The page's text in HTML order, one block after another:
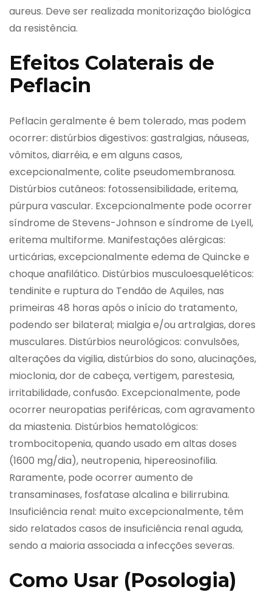
aureus. Deve ser realizada monitorização biológica
da resistência.
Efeitos Colaterais de
Peflacin
Peflacin geralmente é bem tolerado, mas podem
ocorrer: distúrbios digestivos: gastralgias, náuseas,
vômitos, diarréia, e em alguns casos,
excepcionalmente, colite pseudomembranosa.
Distúrbios cutâneos: fotossensibilidade, eritema,
púrpura vascular. Excepcionalmente pode ocorrer
síndrome de Stevens-Johnson e síndrome de Lyell,
eritema multiforme. Manifestações alérgicas:
urticárias, excepcionalmente edema de Quincke e
choque anafilático. Distúrbios musculoesqueléticos:
tendinite e ruptura do Tendão de Aquiles, nas
primeiras 48 horas após o início do tratamento,
podendo ser bilateral; mialgia e/ou artralgias, dores
musculares. Distúrbios neurológicos: convulsões,
alterações da vigilia, distúrbios do sono, alucinações,
mioclonia, dor de cabeça, vertigem, parestesia,
irritabilidade, confusão. Excepcionalmente, pode
ocorrer neuropatias periféricas, com agravamento
da miastenia. Distúrbios hematológicos:
trombocitopenia, quando usado em altas doses
(1600 mg/dia), neutropenia, hipereosinofilia.
Raramente, pode ocorrer aumento de
transaminases, fosfatase alcalina e bilirrubina.
Insuficiência renal: muito excepcionalmente, têm
sido relatados casos de insuficiência renal aguda,
sendo a maioria associada a infecções severas.
Como Usar (Posologia)